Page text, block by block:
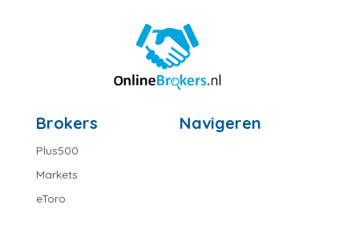
Brokers
Plus500
Markets
eToro
Navigeren